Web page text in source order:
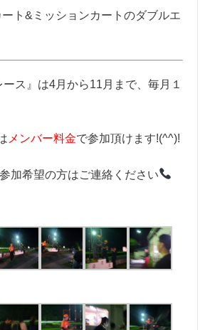
ト&ミッションカートのダブルエ
ース』は4月から11月まで、毎月１
メンバー料金で参加頂けます!(^^)!
加希望の方はご連絡ください